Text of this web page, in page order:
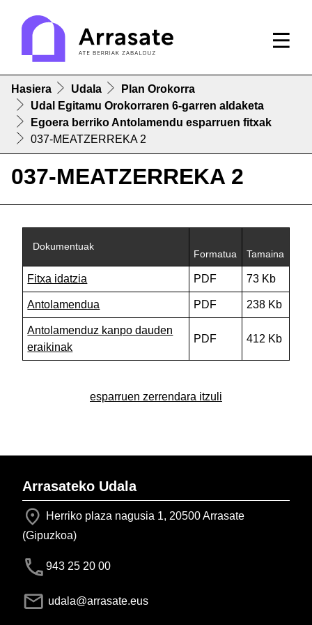
Hasiera Udala
Plan Orokorra
Udal Egitamu Orokorraren 6-garren aldaketa
Egoera berriko Antolamendu esparruen fitxak
037-MEATZERREKA 2
037-MEATZERREKA 2
Dokumentuak
Formatua Tamaina
Fitxa idatzia PDF 73 Kb
Antolamendua PDF 238 Kb
Antolamenduz kanpo dauden
eraikinak
PDF 412 Kb
esparruen zerrendara itzuli
Arrasateko Udala
Herriko plaza nagusia 1, 20500 Arrasate
(Gipuzkoa)
943 25 20 00
udala@arrasate.eus